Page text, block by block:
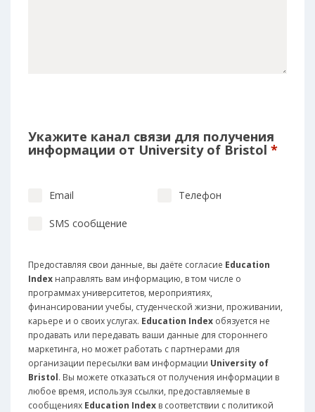
Укажите канал связи для получения
информации от University of Bristol *
Email Телефон
SMS сообщение
Предоставляя свои данные, вы даёте согласие Education
Index направлять вам информацию, в том числе о
программах университетов, мероприятиях,
финансировании учебы, студенческой жизни, проживании,
карьере и о своих услугах. Education Index обязуется не
продавать или передавать ваши данные для стороннего
маркетинга, но может работать с партнерами для
организации пересылки вам информации University of
Bristol. Вы можете отказаться от получения информации в
любое время, используя ссылки, предоставляемые в
сообщениях Education Index в соответствии с политикой